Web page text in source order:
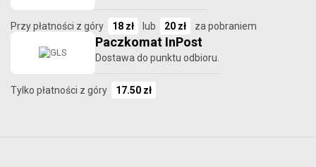
Przy płatności z góry 18 zł lub 20 zł za pobraniem
Paczkomat InPost
Dostawa do punktu odbioru.
Tylko płatności z góry 17.50 zł